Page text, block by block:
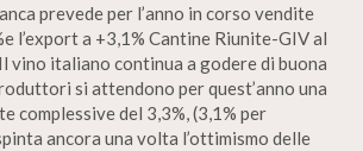
prevede per l’anno in corso vendite
l’export a +3,1% Cantine Riunite-GIV al
vino italiano continua a godere di buona
si attendono per quest’anno una
complessive del 3,3%, (3,1% per
ancora una volta l’ottimismo delle